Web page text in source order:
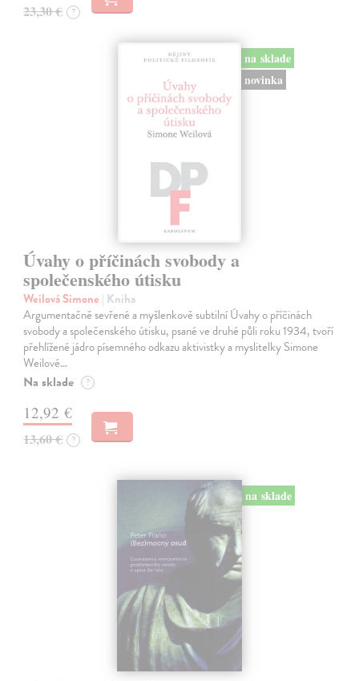
23,30 € ?
na sklade
novinka
Úvahy o příčinách svobody a
společenského útisku
Weilová Simone | Kniha
Argumentačně sevřené a myšlenkově subtilní Úvahy o příčinách
svobody a společenského útisku, psané ve druhé půli roku 1934, tvoří
přehlížené jádro písemného odkazu aktivistky a myslitelky Simone
Weilové…
Na sklade ?
12,92 €
13,60 € ?
na sklade